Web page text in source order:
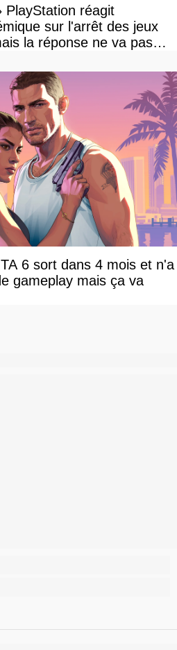
PlayStation réagit
sur l'arrêt des jeux
la réponse ne va pas
6 sort dans 4 mois et n'a
gameplay mais ça va